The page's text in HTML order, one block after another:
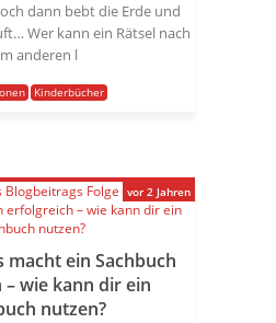
dann bebt die Erde und
Wer kann ein Rätsel nach
anderen l
Kinderbücher
macht ein Sachbuch
wie kann dir ein
nutzen?
vor 2 Jahren